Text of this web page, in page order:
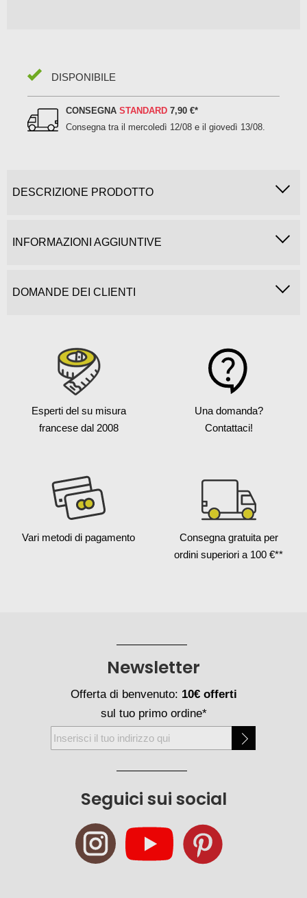
DISPONIBILE
CONSEGNASTANDARD 7,90 €*
Consegna tra il mercoledì 12/08 e il giovedì 13/08.
DESCRIZIONE PRODOTTO
INFORMAZIONI AGGIUNTIVE
DOMANDE DEI CLIENTI
Esperti del su misura
francese dal 2008
Una domanda?
Contattaci!
Vari metodi di pagamento Consegna gratuita per
ordini superiori a 100 €**
Seguici sui social
Newsletter
Offerta di benvenuto: 10€ offerti
sul tuo primo ordine*
Iscriviti
alla